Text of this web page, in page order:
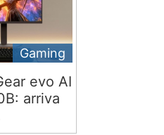
Gaming
evo AI
arriva